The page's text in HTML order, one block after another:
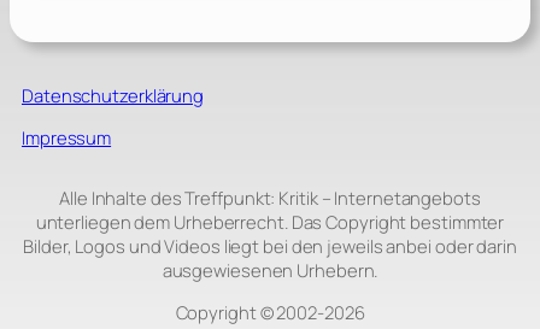
Datenschutzerklärung
Impressum
Alle Inhalte des Treffpunkt: Kritik – Internetangebots
unterliegen dem Urheberrecht. Das Copyright bestimmter
Bilder, Logos und Videos liegt bei den jeweils anbei oder darin
ausgewiesenen Urhebern.
Copyright © 2002‑2026